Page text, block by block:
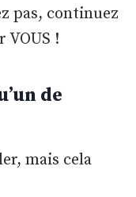
pas, continuez
VOUS !
de
mais cela